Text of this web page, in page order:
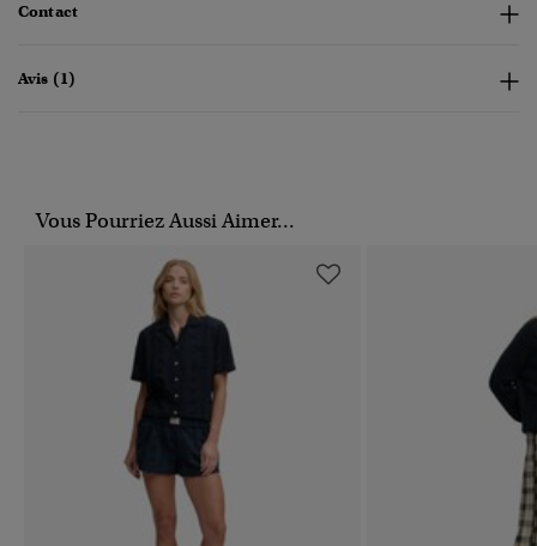
Contact
Avis (1)
Vous Pourriez Aussi Aimer...